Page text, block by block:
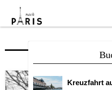
Kreuzfahrt